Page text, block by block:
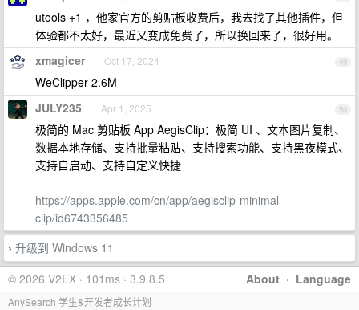
utools +1 ，他家官方的剪贴板收费后，我去找了其他插件，但
体验都不太好，最近又变成免费了，所以换回来了，很好用。
49
xmagicer Oct 17, 2024
WeClipper 2.6M
50
JULY235 Apr 1, 2025
极简的 Mac 剪贴板 App AegisClip：极简 UI 、​文本图片复制、
数据本地存储、​支持批量粘贴、支持​搜索功能、支持​黑夜模式、
支持​自启动、支持​自定义快捷
https://apps.apple.com/cn/app/aegisclip-minimal-
clip/id6743356485
› 升级到 Windows 11
About · Language
© 2026 V2EX · 101ms · 3.9.8.5
AnySearch 学生&开发者成长计划